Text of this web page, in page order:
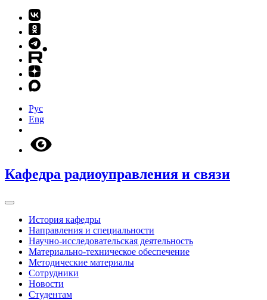
Рус
Eng
Кафедра радиоуправления и связи
История кафедры
Направления и специальности
Научно-исследовательская деятельность
Материально-техническое обеспечение
Методические материалы
Сотрудники
Новости
Студентам